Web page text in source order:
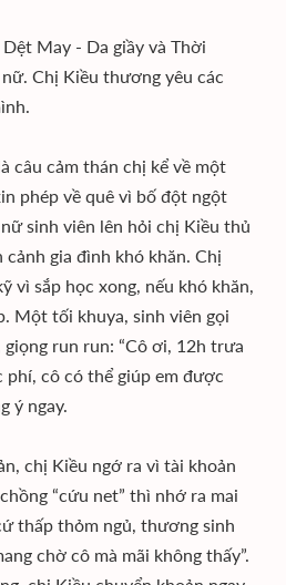
May - Da giầy và Thời
Chị Kiều thương yêu các
câu cảm thán chị kể về một
phép về quê vì bố đột ngột
sinh viên lên hỏi chị Kiều thủ
gia đình khó khăn. Chị
vì sắp học xong, nếu khó khăn,
Một tối khuya, sinh viên gọi
run run: “Cô ơi, 12h trưa
phí, cô có thể giúp em được
ý ngay.
chị Kiều ngớ ra vì tài khoản
“cứu net” thì nhớ ra mai
thấp thỏm ngủ, thương sinh
chờ cô mà mãi không thấy”.